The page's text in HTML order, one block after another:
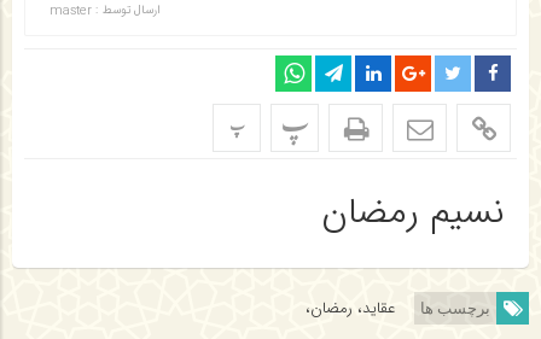
ارسال توسط : master
پ پ
نسیم رمضان
برچسب ها عقاید، رمضان،